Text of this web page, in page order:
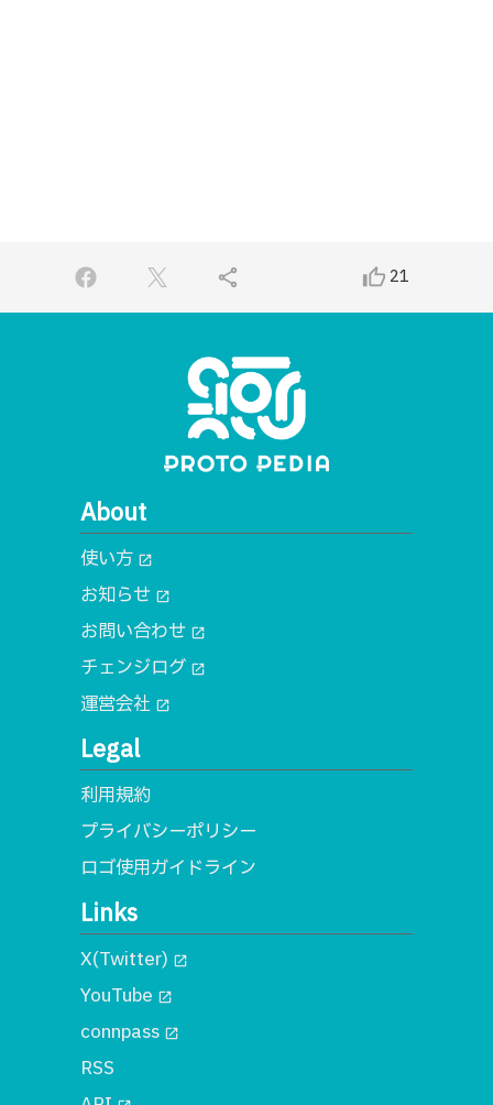
share thumb_up_alt 21
About
使い方 open_in_new
お知らせ open_in_new
お問い合わせ open_in_new
チェンジログ open_in_new
運営会社 open_in_new
Legal
利用規約
プライバシーポリシー
ロゴ使用ガイドライン
Links
X(Twitter) open_in_new
YouTube open_in_new
connpass open_in_new
RSS